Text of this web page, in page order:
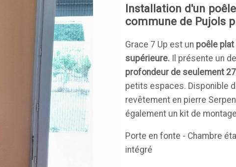
Installation d'un
commune de Pujols
Grace 7 Up est un poêle plat
supérieure.Il présente un
profondeur de seulement
petits espaces. Disponible
revêtement en pierre
également un kit de
Porte en fonte - Chambre
intégré